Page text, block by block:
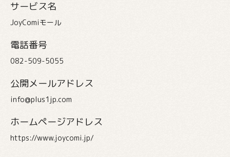
サービス名
JoyComiモール
電話番号
082-509-5055
公開メールアドレス
info@plus1jp.com
ホームページアドレス
https://www.joycomi.jp/